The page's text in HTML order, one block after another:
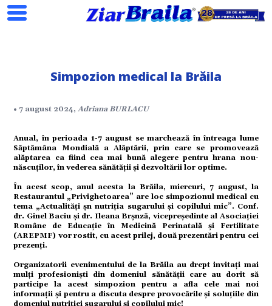
Simpozion medical la Brăila
• 7 august 2024,Adriana BURLACU
Anual, în perioada 1-7 august se marchează în întreaga lume
Săptămâna Mondială a Alăptării, prin care se promovează
alăptarea ca fiind cea mai bună alegere pentru hrana nou-
născuților, în vederea sănătății și dezvoltării lor optime.
În acest scop, anul acesta la Brăila, miercuri, 7 august, la
Restaurantul „Privighetoarea” are loc simpozionul medical cu
tema „Actualități șn nutriția sugarului și copilului mic”. Conf.
dr. Ginel Baciu și dr. Ileana Brșnză, vicepreședinte al Asociației
Române de Educație în Medicină Perinatală și Fertilitate
(AREPMF) vor rostit, cu acest prilej, două prezentări pentru cei
prezenți.
Organizatorii evenimentului de la Brăila au drept invitați mai
mulți profesioniști din domeniul sănătății care au dorit să
participe la acest simpozion pentru a afla cele mai noi
informații și pentru a discuta despre provocările și soluțiile din
domeniul nutriției sugarului și copilului mic!